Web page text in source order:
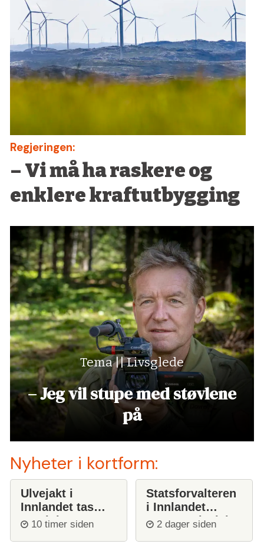
Regjeringen:
– Vi må ha raskere og
enklere kraftutbygging
Tema || Livsglede
– Jeg vil stupe med støvlene
på
Nyheter i kortform:
Ulvejakt i
Innlandet tas
opp igjen
10 timer siden
Statsforvalteren
i Innlandet
stanser ulvejakt
2 dager siden